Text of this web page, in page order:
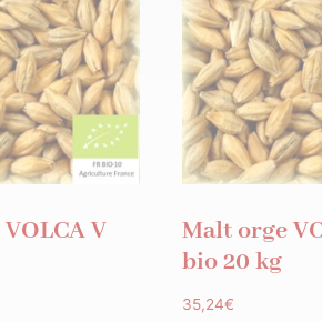
V
Malt orge
bio 20 kg
35,24€